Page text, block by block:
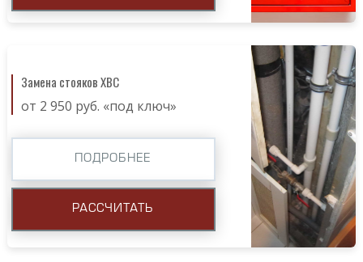
Замена стояков ХВС
от 2 950 руб. «под ключ»
ПОДРОБНЕЕ
РАССЧИТАТЬ